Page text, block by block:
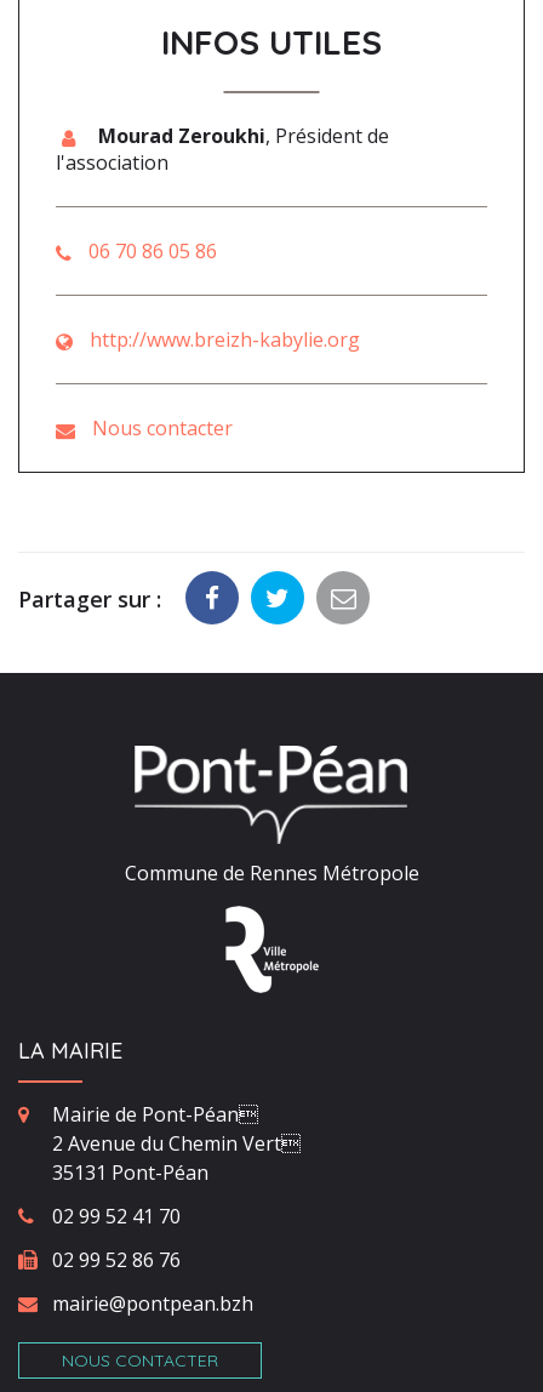
INFOS UTILES
Mourad Zeroukhi, Président de
l'association
06 70 86 05 86
http://www.breizh-kabylie.org
Nous contacter
Partager sur :
Commune de Rennes Métropole
LA MAIRIE
Mairie de Pont-Péan
2 Avenue du Chemin Vert
35131 Pont-Péan
02 99 52 41 70
02 99 52 86 76
mairie@pontpean.bzh
NOUS CONTACTER